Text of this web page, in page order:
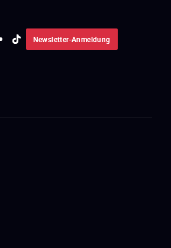
Newsletter-Anmeldung